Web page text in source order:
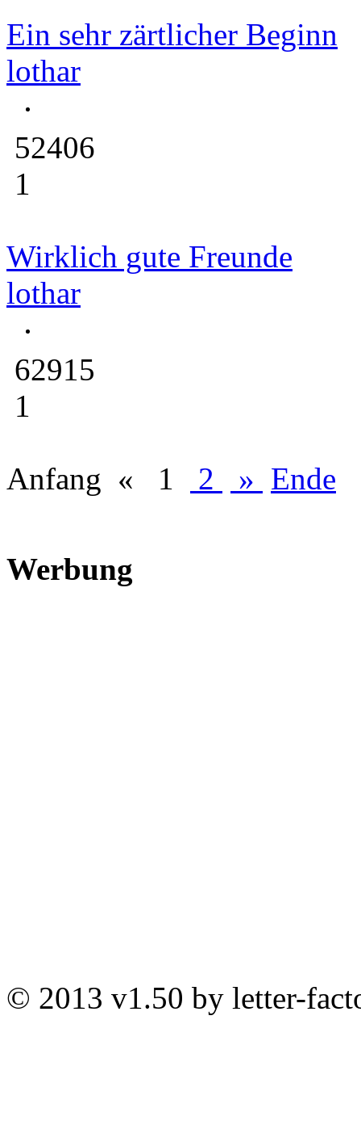
Ein sehr zärtlicher Beginn
lothar
52406
1
Wirklich gute Freunde
lothar
62915
1
Anfang « 1 2 » Ende
Werbung
© 2013 v1.50 by letter-